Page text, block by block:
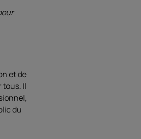
et de
tous. Il
du